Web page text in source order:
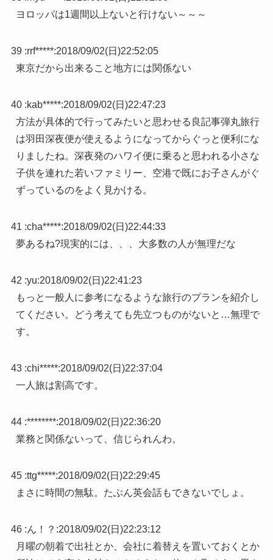
ヨロッパは1週間以上ないと行けない～～～
39 :rrf*****:2018/09/02(日)22:52:05
東京だから出来ること地方には関係ない
40 :kab*****:2018/09/02(日)22:47:23
方法が具体的で行ってみたいと思わせる良記事弾丸旅行
は羽田深夜便が使えるようになってからぐっと便利にな
りましたね。深夜発のハワイ便に乗ると思われる小さな
子供を連れた若いファミリー、空港で既にお子さんがぐ
ずっているのをよく見かける。
41 :cha*****:2018/09/02(日)22:44:33
夢あるね?現実的には、、、大多数の人が無理だな
42 :yu:2018/09/02(日)22:41:23
もっと一般人に参考になるような旅行のプランを紹介し
てください。どう考えても先立つものがないと…無理で
す。
43 :chi*****:2018/09/02(日)22:37:04
一人旅は割高です。
44 :********:2018/09/02(日)22:36:20
業務と関係ないって、信じられんわ。
45 :ttg*****:2018/09/02(日)22:29:45
まさに時間の無駄。たぶん英会話もできないでしょ。
46 :ん！？ :2018/09/02(日)22:23:12
月曜の朝着で出社とか、会社に着替えを置いておくとか